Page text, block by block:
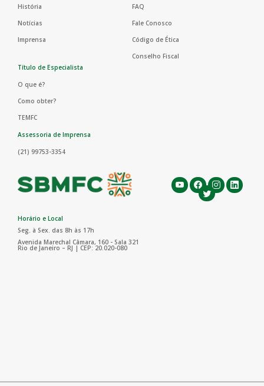
História
Notícias
Imprensa
FAQ
Fale Conosco
Código de Ética
Conselho Fiscal
Título de Especialista
O que é?
Como obter?
TEMFC
Assessoria de Imprensa
(21) 99753-3354
Horário e Local
Seg. à Sex. das 8h às 17h
Avenida Marechal Câmara, 160 - Sala 321
Rio de Janeiro – RJ | CEP: 20.020-080